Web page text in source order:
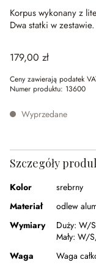
Korpus wykonany z
Dwa statki w zestawie.
179,00 zł
Ceny zawierają podatek
Numer produktu: 13600
Wyprzedane
Szczegóły
Kolor
srebrny
Materiał
odlew
Wymiary
Duży: W/
Mały: W/
Waga
Waga